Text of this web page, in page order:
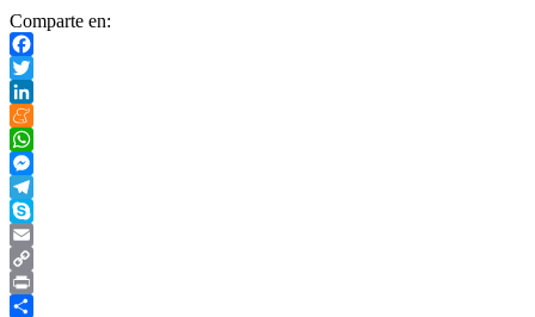
Comparte en:
Facebook
Twitter
LinkedIn
Meneame
WhatsApp
Messenger
Telegram
Skype
Email
Copy
Link
Print